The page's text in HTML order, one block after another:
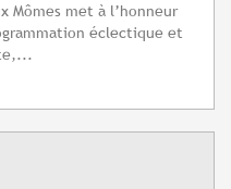
Mômes met à l’honneur
éclectique et